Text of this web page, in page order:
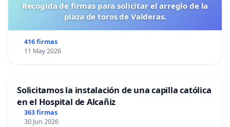
Recogida de firmas para solicitar el arreglo de la
plaza de toros de Valderas.
416 firmas
11 May 2026
Solicitamos la instalación de una capilla católica
en el Hospital de Alcañiz
363 firmas
30 Jun 2026